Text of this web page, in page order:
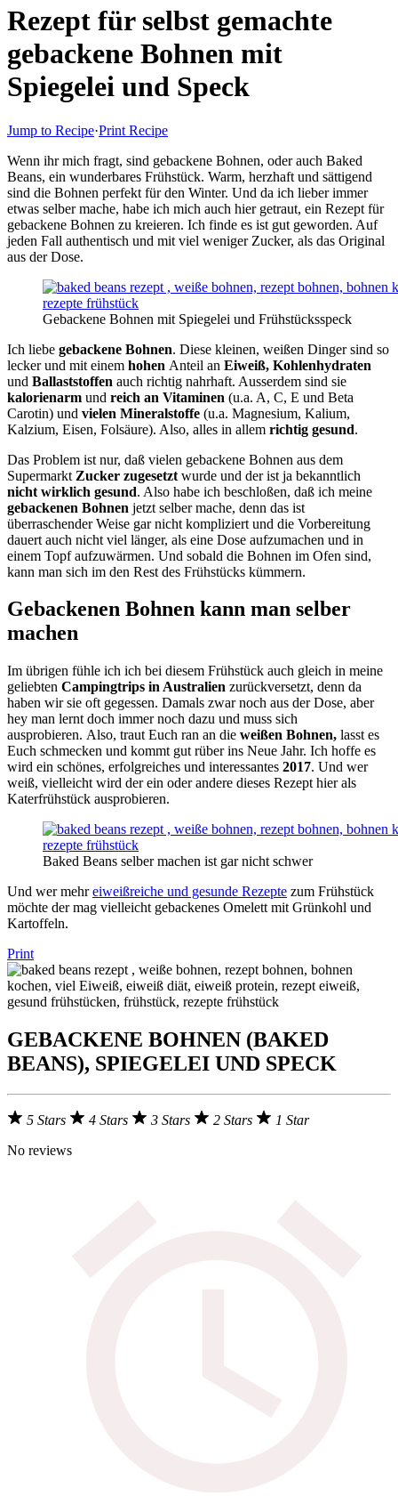
Rezept für selbst gemachte
gebackene Bohnen mit
Spiegelei und Speck
Jump to Recipe·Print Recipe
Wenn ihr mich fragt, sind gebackene Bohnen, oder auch Baked
Beans, ein wunderbares Frühstück. Warm, herzhaft und sättigend
sind die Bohnen perfekt für den Winter. Und da ich lieber immer
etwas selber mache, habe ich mich auch hier getraut, ein Rezept für
gebackene Bohnen zu kreieren. Ich finde es ist gut geworden. Auf
jeden Fall authentisch und mit viel weniger Zucker, als das Original
aus der Dose.
Gebackene Bohnen mit Spiegelei und Frühstücksspeck
Ich liebe gebackene Bohnen. Diese kleinen, weißen Dinger sind so
lecker und mit einem hohen Anteil an Eiweiß, Kohlenhydraten
und Ballaststoffen auch richtig nahrhaft. Ausserdem sind sie
kalorienarm und reich an Vitaminen (u.a. A, C, E und Beta
Carotin) und vielen Mineralstoffe (u.a. Magnesium, Kalium,
Kalzium, Eisen, Folsäure). Also, alles in allem richtig gesund.
Das Problem ist nur, daß vielen gebackene Bohnen aus dem
Supermarkt Zucker zugesetzt wurde und der ist ja bekanntlich
nicht wirklich gesund. Also habe ich beschloßen, daß ich meine
gebackenen Bohnen jetzt selber mache, denn das ist
überraschender Weise gar nicht kompliziert und die Vorbereitung
dauert auch nicht viel länger, als eine Dose aufzumachen und in
einem Topf aufzuwärmen. Und sobald die Bohnen im Ofen sind,
kann man sich im den Rest des Frühstücks kümmern.
Gebackenen Bohnen kann man selber
machen
Im übrigen fühle ich ich bei diesem Frühstück auch gleich in meine
geliebten Campingtrips in Australien zurückversetzt, denn da
haben wir sie oft gegessen. Damals zwar noch aus der Dose, aber
hey man lernt doch immer noch dazu und muss sich
ausprobieren. Also, traut Euch ran an die weißen Bohnen, lasst es
Euch schmecken und kommt gut rüber ins Neue Jahr. Ich hoffe es
wird ein schönes, erfolgreiches und interessantes 2017. Und wer
weiß, vielleicht wird der ein oder andere dieses Rezept hier als
Katerfrühstück ausprobieren.
Baked Beans selber machen ist gar nicht schwer
Und wer mehreiweißreiche und gesunde Rezepte zum Frühstück
möchte der mag vielleicht gebackenes Omelett mit Grünkohl und
Kartoffeln.
Print
GEBACKENE BOHNEN (BAKED
BEANS), SPIEGELEI UND SPECK
5 Stars 4 Stars 3 Stars 2 Stars
1 Star
No reviews